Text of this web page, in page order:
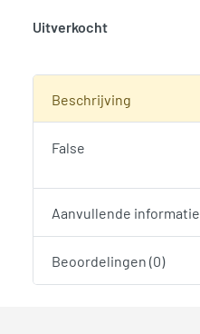
Uitverkocht
Beschrijving
False
Aanvullende informatie
Beoordelingen (0)